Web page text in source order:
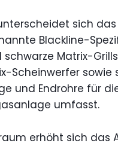
sich
Blackline-
schwarze Matrix-
Scheinwerfer sowie
und Endrohre für
umfasst.
erhöht sich das